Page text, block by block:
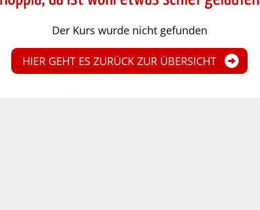
Der Kurs wurde nicht gefunden
HIER GEHT ES ZURÜCK ZUR ÜBERSICHT